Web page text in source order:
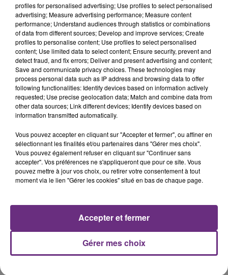
22h06
22h06
New Religion
22h02
22h02
Ecris L'histoire
21h59
21h59 21h55
21h55
profiles for personalised advertising; Use profiles to select personalised
advertising; Measure advertising performance; Measure content
performance; Understand audiences through statistics or combinations
of data from different sources; Develop and improve services; Create
profiles to personalise content; Use profiles to select personalised
content; Use limited data to select content; Ensure security, prevent and
detect fraud, and fix errors; Deliver and present advertising and content;
Save and communicate privacy choices. These technologies may
process personal data such as IP address and browsing data to offer
following functionalities: Identify devices based on information actively
requested; Use precise geolocation data; Match and combine data from
other data sources; Link different devices; Identify devices based on
information transmitted automatically.
Vous pouvez accepter en cliquant sur "Accepter et fermer", ou affiner en
sélectionnant les finalités et/ou partenaires dans "Gérer mes choix".
Vous pouvez également refuser en cliquant sur "Continuer sans
accepter". Vos préférences ne s'appliqueront que pour ce site. Vous
pouvez mettre à jour vos choix, ou retirer votre consentement à tout
moment via le lien "Gérer les cookies" situé en bas de chaque page.
Gérer mes choix
Accepter et fermer